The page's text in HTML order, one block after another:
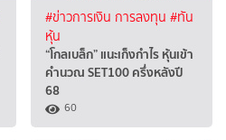
#ข่าวการเงิน การลงทุน #ทัน
หุ้น
“โกลเบล็ก” แนะเก็งกำไร หุ้นเข้า
คำนวณ SET100 ครึ่งหลังปี
68
60